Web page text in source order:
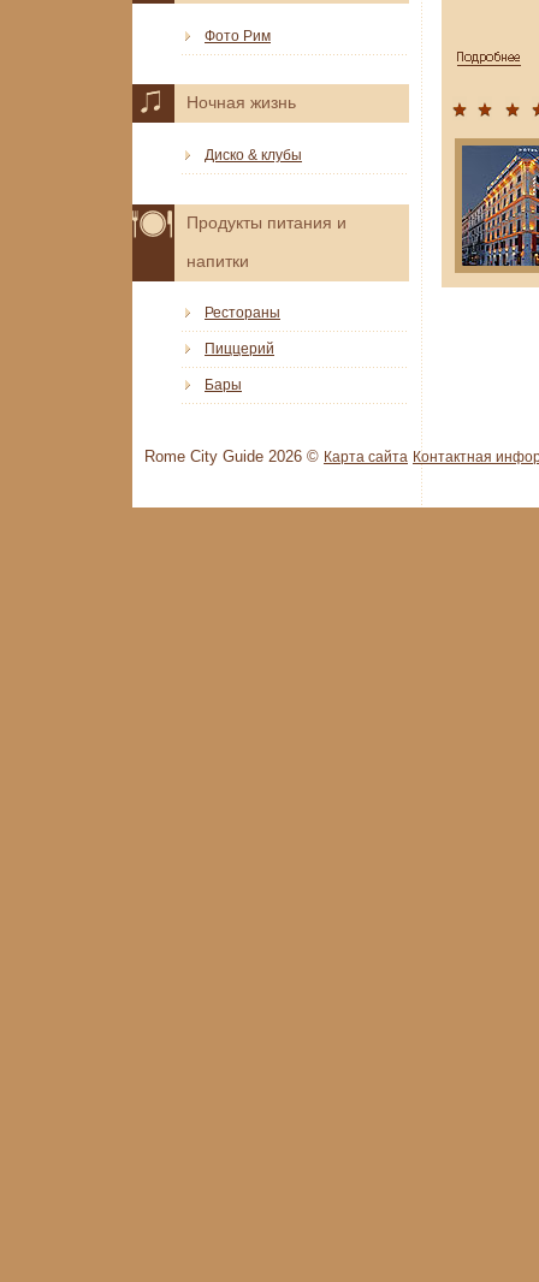
Фото Рим
Ночная жизнь
Диско & клубы
Продукты питания и
напитки
Рестораны
Пиццерий
Бары
Rome City Guide 2026 © Карта сайта Контактная